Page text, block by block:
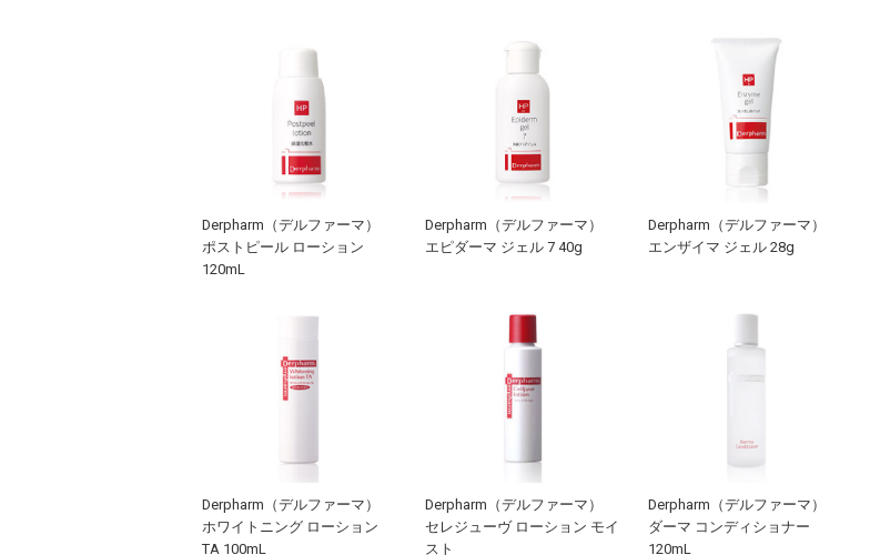
Derpharm（デルファーマ）
ポストピール ローション
120mL
Derpharm（デルファーマ）
エピダーマ ジェル 7 40g
Derpharm（デルファーマ）
エンザイマ ジェル 28g
Derpharm（デルファーマ）
ホワイトニング ローション
TA 100mL
Derpharm（デルファーマ）
セレジューヴ ローション モイ
スト
Derpharm（デルファーマ）
ダーマ コンディショナー
120mL